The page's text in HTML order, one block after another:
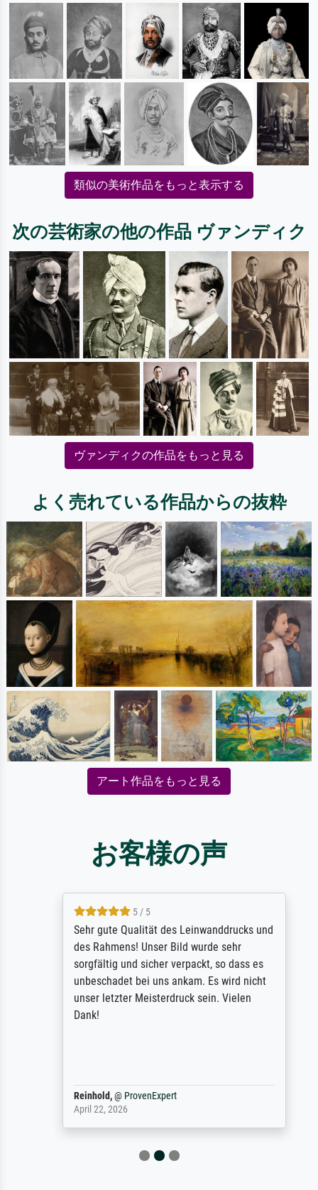
類似の美術作品をもっと表示する
次の芸術家の他の作品 ヴァンディク
ヴァンディクの作品をもっと見る
よく売れている作品からの抜粋
アート作品をもっと見る
お客様の声
5 / 5
Sehr gute Qualität des Leinwanddrucks und
des Rahmens! Unser Bild wurde sehr
sorgfältig und sicher verpackt, so dass es
unbeschadet bei uns ankam. Es wird nicht
unser letzter Meisterdruck sein. Vielen
Dank!
Reinhold,@ProvenExpert
April 22, 2026